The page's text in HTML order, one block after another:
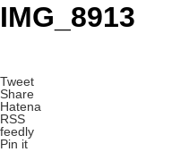
IMG_8913
Tweet
Share
Hatena
RSS
feedly
Pin it